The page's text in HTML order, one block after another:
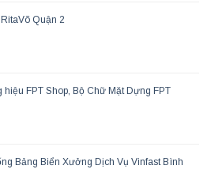
Quận 2
hiệu FPT Shop, Bộ Chữ Mặt Dựng FPT
Bảng Biển Xưởng Dịch Vụ Vinfast Bình